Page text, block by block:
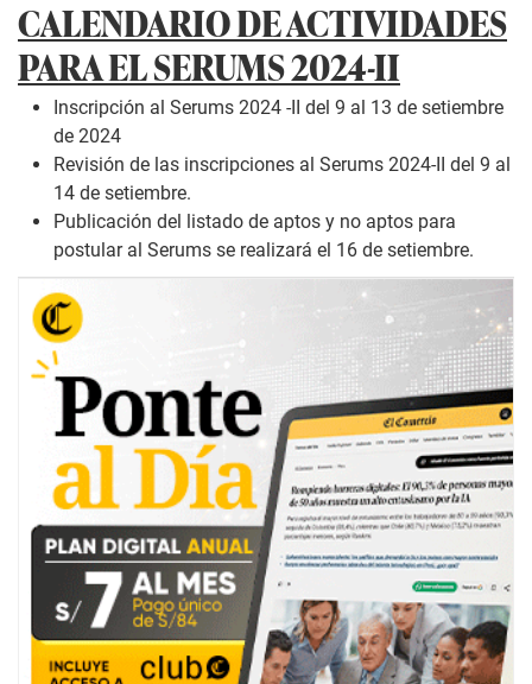
CALENDARIO DE ACTIVIDADES
PARA EL SERUMS 2024-II
Inscripción al Serums 2024 -II del 9 al 13 de setiembre
de 2024
Revisión de las inscripciones al Serums 2024-II del 9 al
14 de setiembre.
Publicación del listado de aptos y no aptos para
postular al Serums se realizará el 16 de setiembre.